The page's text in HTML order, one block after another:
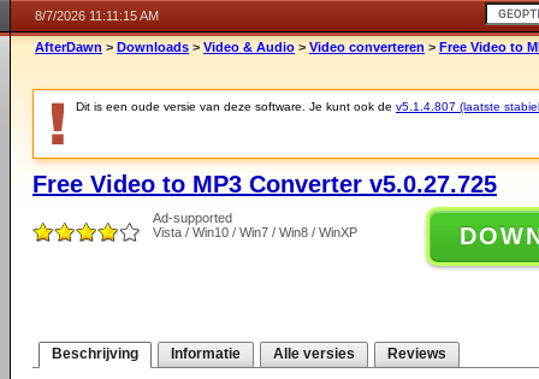
8/7/2026 11:11:15 AM
AfterDawn > Downloads > Video & Audio > Video converteren > Free Video to
Dit is een oude versie van deze software. Je kunt ook de v5.1.4.807 (laatste
Free Video to MP3 Converter v5.0.27.725
Ad-supported
Vista / Win10 / Win7 / Win8 / WinXP
Beschrijving Informatie Alle versies Reviews